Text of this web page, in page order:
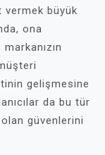
vermek büyük
ona
gelişmesine
da bu tür
güvenlerini